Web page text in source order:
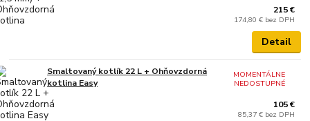
215 €
174,80 € bez DPH
Detail
Smaltovaný kotlík 22 L + Ohňovzdorná
kotlina Easy
105 €
85,37 € bez DPH
MOMENTÁLNE
NEDOSTUPNÉ